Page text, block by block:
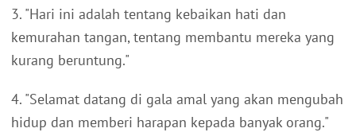
3. "Hari ini adalah tentang kebaikan hati dan
kemurahan tangan, tentang membantu mereka yang
kurang beruntung."
4. "Selamat datang di gala amal yang akan mengubah
hidup dan memberi harapan kepada banyak orang."